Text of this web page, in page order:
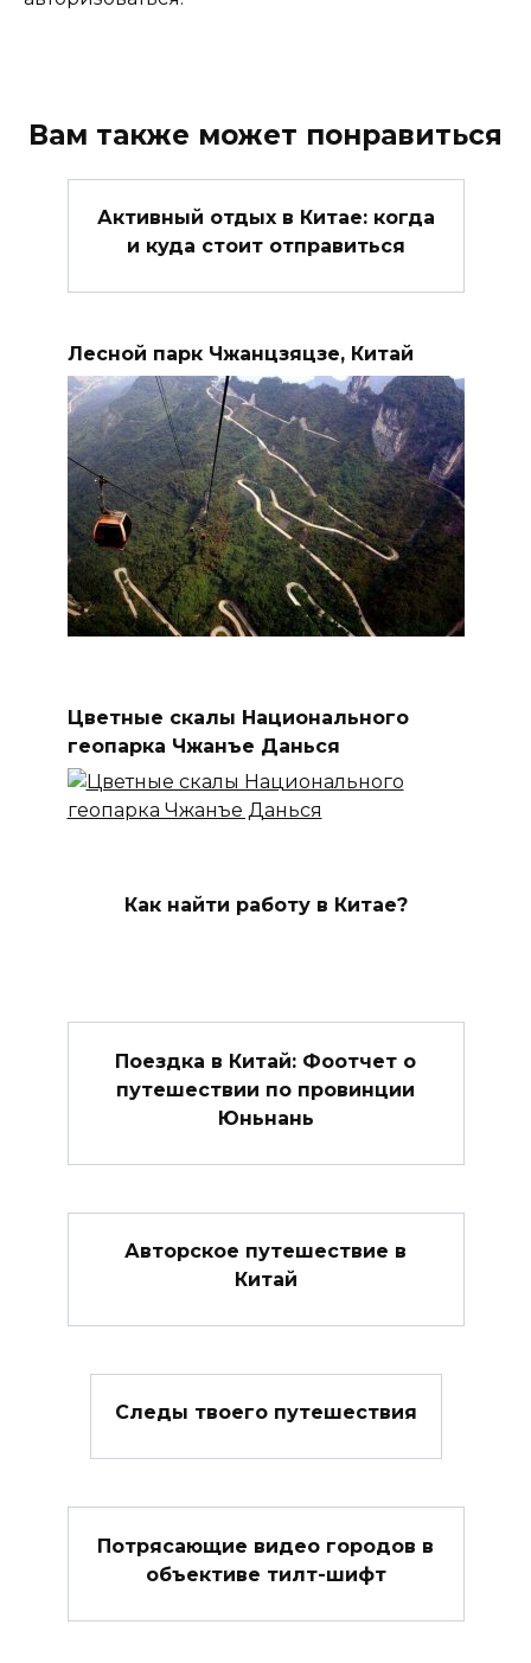
Вам также может понравиться
Активный отдых в Китае: когда
и куда стоит отправиться
Лесной парк Чжанцзяцзе, Китай
Цветные скалы Национального
геопарка Чжанъе Данься
Как найти работу в Китае?
Поездка в Китай: Фоотчет о
путешествии по провинции
Юньнань
Авторское путешествие в
Китай
Следы твоего путешествия
Потрясающие видео городов в
объективе тилт-шифт